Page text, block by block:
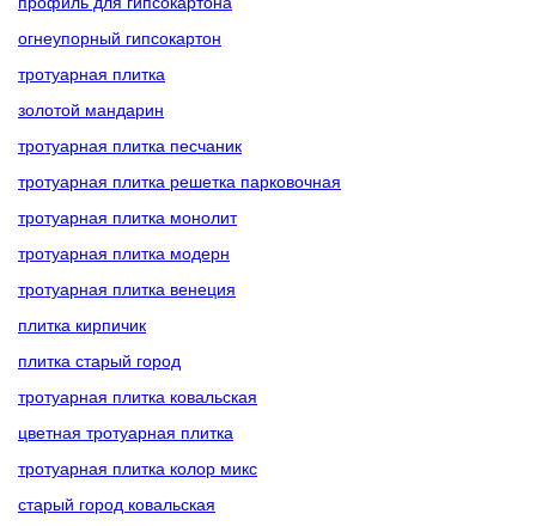
огнеупорный гипсокартон
тротуарная плитка
золотой мандарин
тротуарная плитка песчаник
тротуарная плитка решетка парковочная
тротуарная плитка монолит
тротуарная плитка модерн
тротуарная плитка венеция
плитка кирпичик
плитка старый город
тротуарная плитка ковальская
цветная тротуарная плитка
тротуарная плитка колор микс
старый город ковальская